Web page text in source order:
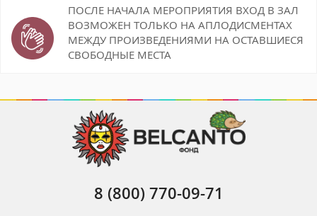
ПОСЛЕ НАЧАЛА МЕРОПРИЯТИЯ ВХОД В ЗАЛ
ВОЗМОЖЕН ТОЛЬКО НА АПЛОДИСМЕНТАХ
МЕЖДУ ПРОИЗВЕДЕНИЯМИ НА ОСТАВШИЕСЯ
СВОБОДНЫЕ МЕСТА
8 (800) 770-09-71